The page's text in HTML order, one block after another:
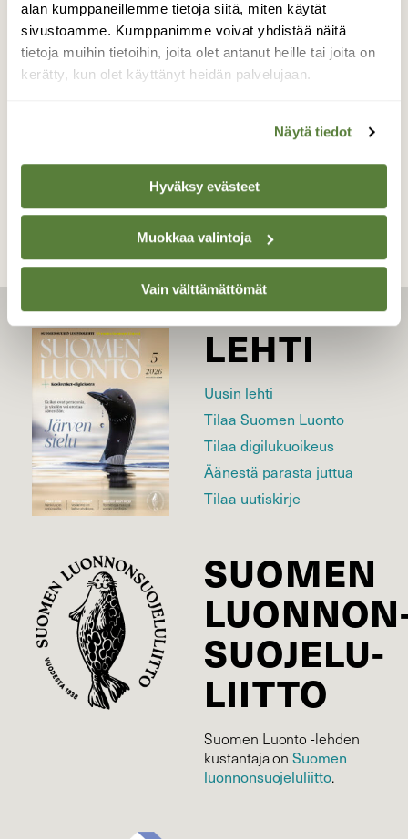
alan kumppaneillemme tietoja siitä, miten käytät
sivustoamme. Kumppanimme voivat yhdistää näitä
tietoja muihin tietoihin, joita olet antanut heille tai joita on
kerätty, kun olet käyttänyt heidän palvelujaan.
Näytä tiedot
Hyväksy evästeet
Muokkaa valintoja
Vain välttämättömät
Kimalaiset tulevat joka vuosi sankoin joukoin
Kirahvinkukalle. Tänä vuonna ehkä
ennätysmäärä.
LEHTI
Uusin lehti
Tilaa Suomen Luonto
Tilaa digilukuoikeus
Äänestä parasta juttua
Tilaa uutiskirje
SUOMEN
SUOJELU­
LIITTO
Suomen Luonto -lehden
kustantaja onSuomen
luonnonsuojelu­liitto.